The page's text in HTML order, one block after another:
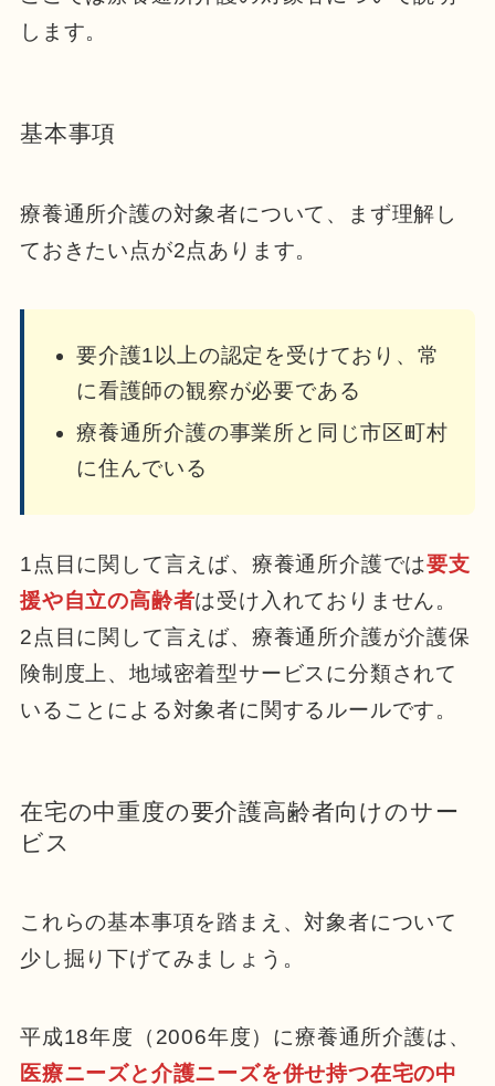
します。
基本事項
療養通所介護の対象者について、まず理解し
ておきたい点が2点あります。
要介護1以上の認定を受けており、常
に看護師の観察が必要である
療養通所介護の事業所と同じ市区町村
に住んでいる
1点目に関して言えば、療養通所介護では要支
援や自立の高齢者は受け入れておりません。
2点目に関して言えば、療養通所介護が介護保
険制度上、地域密着型サービスに分類されて
いることによる対象者に関するルールです。
在宅の中重度の要介護高齢者向けのサー
ビス
これらの基本事項を踏まえ、対象者について
少し掘り下げてみましょう。
平成18年度（2006年度）に療養通所介護は、
医療ニーズと介護ニーズを併せ持つ在宅の中